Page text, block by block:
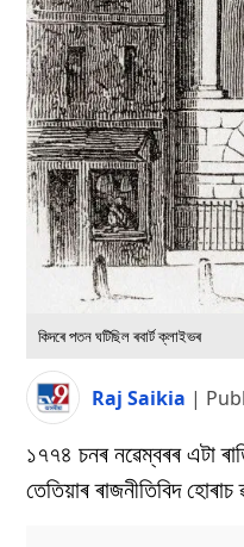
কিদৰে পতন ঘটিছিল ৰবাৰ্ট ক্লাইভৰ
Raj Saikia |
১৭৭৪ চনৰ নৱেম্বৰৰ এটা
তেতিয়াৰ ৰাজনীতিবিদ